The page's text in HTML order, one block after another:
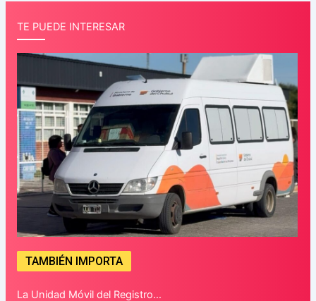
TE PUEDE INTERESAR
TAMBIÉN IMPORTA
La Unidad Móvil del Registro…